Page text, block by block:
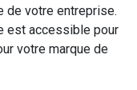
de votre entreprise.
est accessible pour
votre marque de